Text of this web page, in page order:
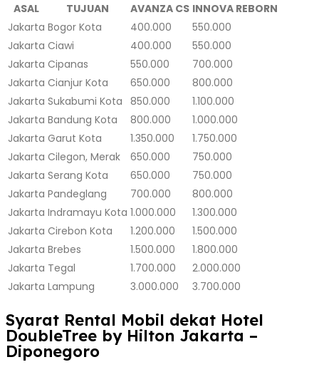
ASAL TUJUAN AVANZA CS INNOVA REBORN
Jakarta Bogor Kota 400.000
550.000
Jakarta Ciawi 400.000
550.000
Jakarta Cipanas 550.000
700.000
Jakarta Cianjur Kota 650.000
800.000
Jakarta Sukabumi Kota 850.000
1.100.000
Jakarta Bandung Kota 800.000
1.000.000
Jakarta Garut Kota 1.350.000
1.750.000
Jakarta Cilegon, Merak 650.000
750.000
Jakarta Serang Kota 650.000
750.000
Jakarta Pandeglang 700.000
800.000
Jakarta Indramayu Kota 1.000.000
1.300.000
Jakarta Cirebon Kota 1.200.000
1.500.000
Jakarta Brebes 1.500.000
1.800.000
Jakarta Tegal 1.700.000
2.000.000
Jakarta Lampung 3.000.000 3.700.000
Syarat Rental Mobil dekat Hotel
DoubleTree by Hilton Jakarta –
Diponegoro